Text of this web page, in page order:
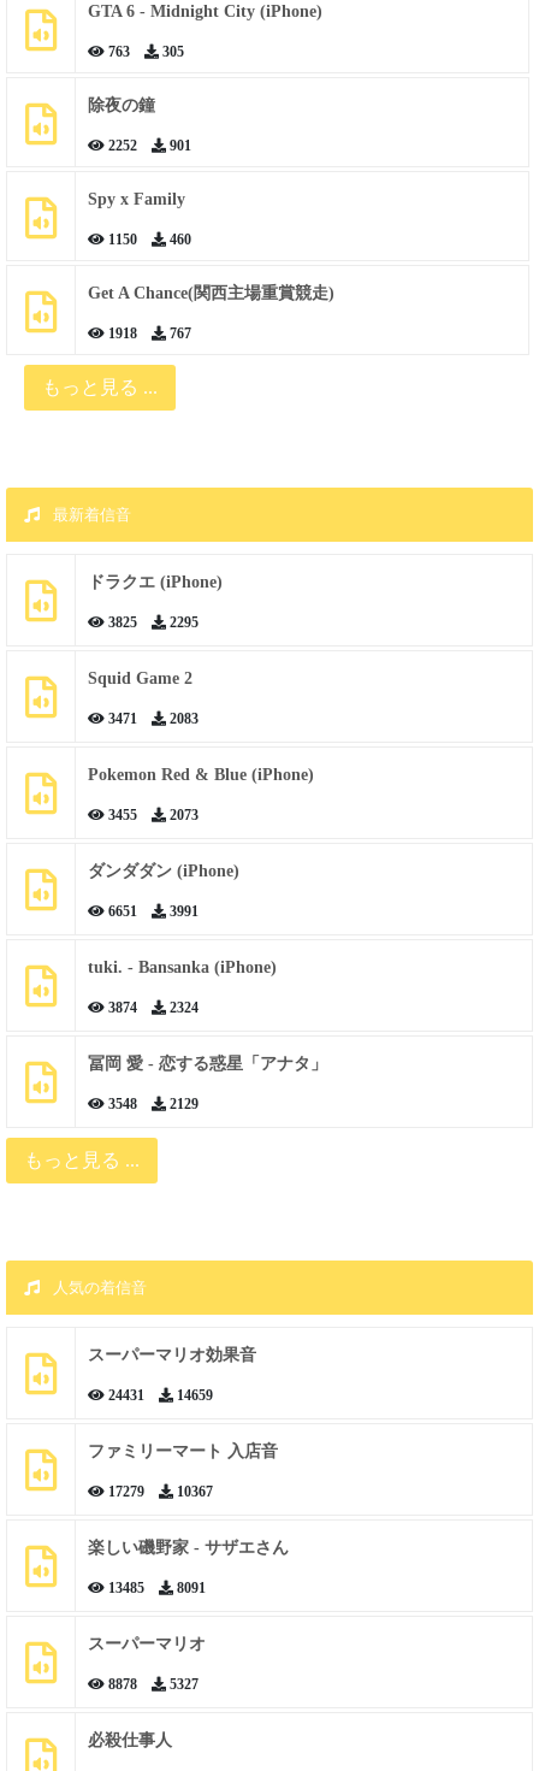
GTA 6 - Midnight City (iPhone)
763 305
除夜の鐘
2252 901
Spy x Family
1150 460
Get A Chance(関西主場重賞競走)
1918 767
もっと見る ...
最新着信音
ドラクエ (iPhone)
3825 2295
Squid Game 2
3471 2083
Pokemon Red & Blue (iPhone)
3455 2073
ダンダダン (iPhone)
6651 3991
tuki. - Bansanka (iPhone)
3874 2324
冨岡 愛 - 恋する惑星「アナタ」
3548 2129
もっと見る ...
人気の着信音
スーパーマリオ効果音
24431 14659
ファミリーマート 入店音
17279 10367
楽しい磯野家 - サザエさん
13485 8091
スーパーマリオ
8878 5327
必殺仕事人